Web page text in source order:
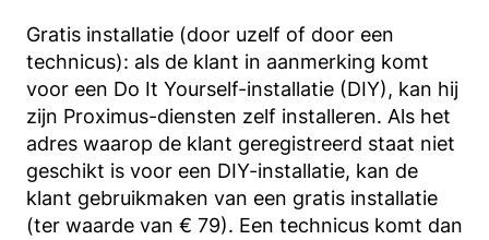
Gratis installatie (door uzelf of door een
technicus): als de klant in aanmerking komt
voor een Do It Yourself-installatie (DIY), kan hij
zijn Proximus-diensten zelf installeren. Als het
adres waarop de klant geregistreerd staat niet
geschikt is voor een DIY-installatie, kan de
klant gebruikmaken van een gratis installatie
(ter waarde van € 79). Een technicus komt dan